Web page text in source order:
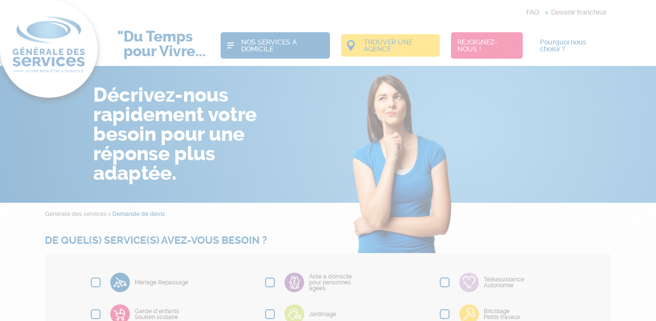
Du Temps
pour Vivre...
FAQ Devenir franchisé
NOS SERVICES À
DOMICILE
TROUVER UNE
AGENCE
REJOIGNEZ-
NOUS !
Pourquoi nous
choisir ?
Décrivez-nous
rapidement votre
besoin pour une
réponse plus
adaptée.
Générale des services > Demande de devis
DE QUEL(S) SERVICE(S) AVEZ-VOUS BESOIN ?
Ménage Repassage
Aide à domicile
pour personnes
âgées
Téléassistance
Autonomie
Garde d'enfants
Soutien scolaire
Jardinage
Bricolage
Petits travaux